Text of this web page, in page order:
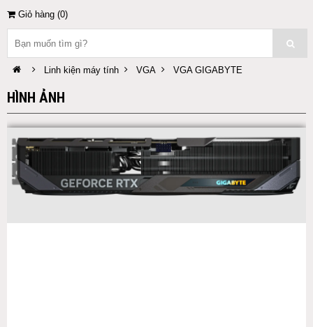
Giỏ hàng (0)
Linh kiện máy tính VGA VGA GIGABYTE
HÌNH ẢNH